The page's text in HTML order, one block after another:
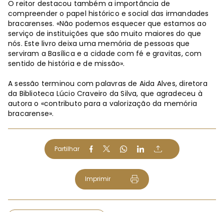
O reitor destacou também a importância de
compreender o papel histórico e social das irmandades
bracarenses. «Não podemos esquecer que estamos ao
serviço de instituições que são muito maiores do que
nós. Este livro deixa uma memória de pessoas que
serviram a Basílica e a cidade com fé e gravitas, com
sentido de história e de missão».
A sessão terminou com palavras de Aida Alves, diretora
da Biblioteca Lúcio Craveiro da Silva, que agradeceu à
autora o «contributo para a valorização da memória
bracarense».
Partilhar
Imprimir